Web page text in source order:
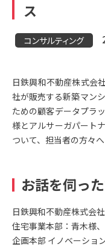
ス
コンサルティング
日鉄興和不動産株式会
社が販売する新築マン
ための顧客データプラ
様とアルサーガパート
ついて、担当者の方々
お話を伺っ
日鉄興和不動産株式会社
住宅事業本部：青木様
企画本部 イノベーショ